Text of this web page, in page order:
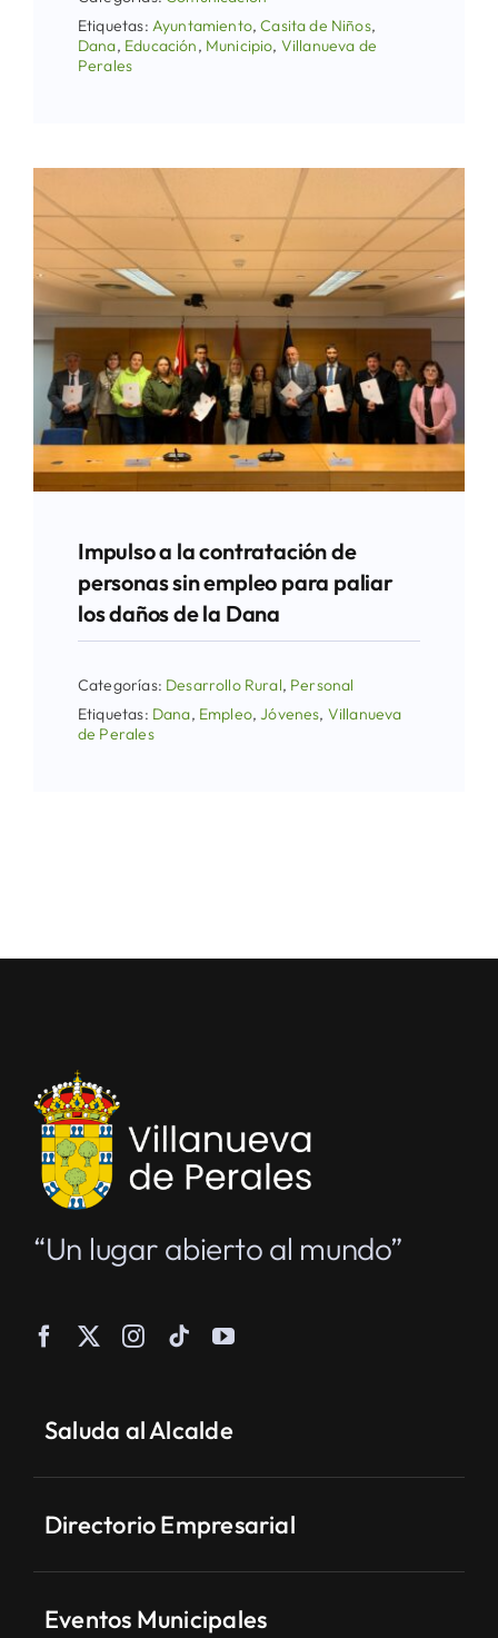
Etiquetas: Ayuntamiento,Casita de Niños,
Dana, Educación, Municipio, Villanueva de
Perales
Impulso a la contratación de
personas sin empleo para paliar
los daños de la Dana
Categorías: Desarrollo Rural, Personal
Etiquetas: Dana, Empleo,Jóvenes, Villanueva
de Perales
“Un lugar abierto al mundo”
Saluda al Alcalde
Directorio Empresarial
Eventos Municipales